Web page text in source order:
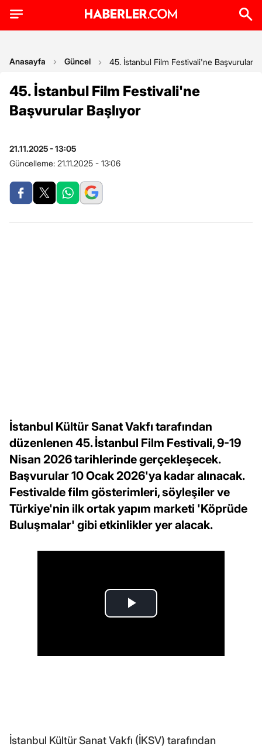
Anasayfa Güncel 45. İstanbul Film Festivali'ne Başvurular
45. İstanbul Film Festivali'ne
Başvurular Başlıyor
21.11.2025 - 13:05
Güncelleme: 21.11.2025 - 13:06
İstanbul Kültür Sanat Vakfı tarafından
düzenlenen 45. İstanbul Film Festivali, 9-19
Nisan 2026 tarihlerinde gerçekleşecek.
Başvurular 10 Ocak 2026'ya kadar alınacak.
Festivalde film gösterimleri, söyleşiler ve
Türkiye'nin ilk ortak yapım marketi 'Köprüde
Buluşmalar' gibi etkinlikler yer alacak.
İstanbul Kültür Sanat Vakfı (İKSV) tarafından